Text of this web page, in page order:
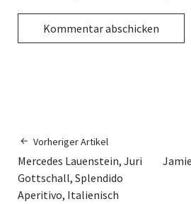
Vorheriger Artikel
Mercedes Lauenstein, Juri
Gottschall, Splendido
Aperitivo, Italienisch